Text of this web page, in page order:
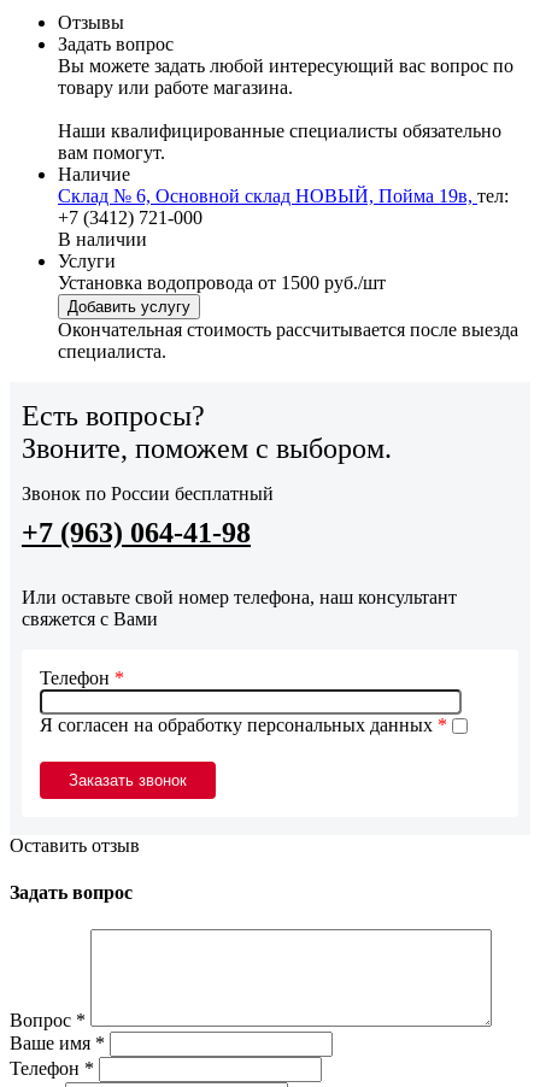
Отзывы
Задать вопрос
Вы можете задать любой интересующий вас вопрос по
товару или работе магазина.
Наши квалифицированные специалисты обязательно
вам помогут.
Наличие
Склад № 6, Основной склад НОВЫЙ, Пойма 19в, тел:
+7 (3412) 721-000
В наличии
Услуги
Установка водопровода от 1500 руб./шт
Добавить услугу
Окончательная стоимость рассчитывается после выезда
специалиста.
Есть вопросы?
Звоните, поможем с выбором.
Звонок по России бесплатный
+7 (963) 064-41-98
Или оставьте свой номер телефона, наш консультант
свяжется с Вами
Я согласен на обработку персональных данных *
Телефон *
Оставить отзыв
Задать вопрос
Вопрос *
Ваше имя *
Телефон *